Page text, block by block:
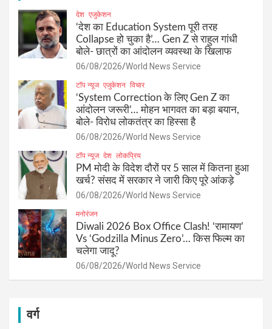
देश एजुकेशन
‘देश का Education System पूरी तरह
Collapse हो चुका है’… Gen Z से राहुल गांधी
बोले- छात्रों का आंदोलन व्यवस्था के खिलाफ
06/08/2026 World News Service
टॉप न्यूज एजुकेशन विचार
‘System Correction के लिए Gen Z का
आंदोलन जरूरी’… मोहन भागवत का बड़ा बयान,
बोले- विरोध लोकतंत्र का हिस्सा है
06/08/2026 World News Service
टॉप न्यूज देश लोकप्रिय
PM मोदी के विदेश दौरों पर 5 साल में कितना हुआ
खर्च? संसद में सरकार ने जारी किए पूरे आंकड़े
06/08/2026 World News Service
मनोरंजन
Diwali 2026 Box Office Clash! ‘रामायण’
Vs ‘Godzilla Minus Zero’… किस फिल्म का
चलेगा जादू?
06/08/2026 World News Service
वर्ग